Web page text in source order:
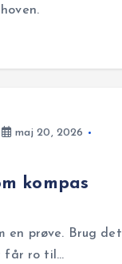
maj 20, 2026
kompas
en prøve. Brug det
får ro til…